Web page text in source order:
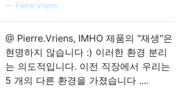
— Pierre.Vriens
@ Pierre.Vriens, IMHO 제품의 "재생"은
현명하지 않습니다 :) 이러한 환경 분리
는 의도적입니다. 이전 직장에서 우리는
5 개의 다른 환경을 가졌습니다 ....